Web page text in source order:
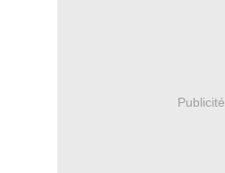
Publicité